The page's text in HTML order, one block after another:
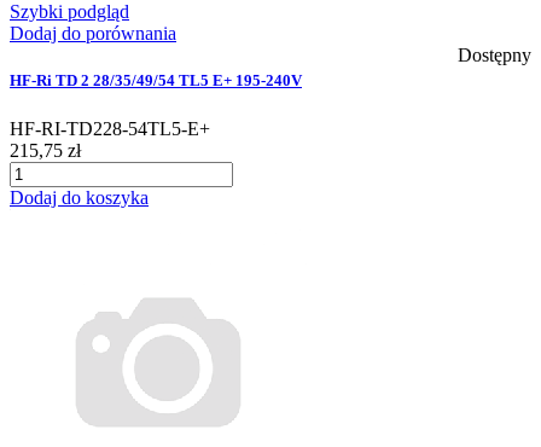
Szybki podgląd
Dodaj do porównania
Dostępny
HF-Ri TD 2 28/35/49/54 TL5 E+ 195-240V
HF-RI-TD228-54TL5-E+
215,75 zł
Dodaj do koszyka